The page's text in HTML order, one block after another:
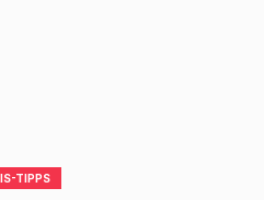
TIPPS